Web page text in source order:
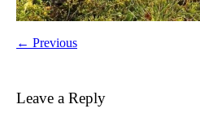
← Previous
Leave a Reply